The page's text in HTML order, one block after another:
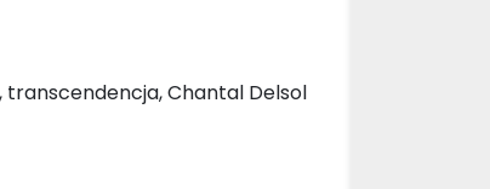
Chantal Delsol